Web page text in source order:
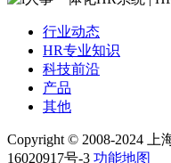
行业动态
HR专业知识
科技前沿
产品
其他
Copyright © 2008-2024
16020917号-3 功能地图